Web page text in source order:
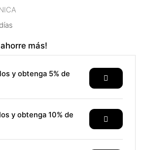
más!
y obtenga 5% de
y obtenga 10% de